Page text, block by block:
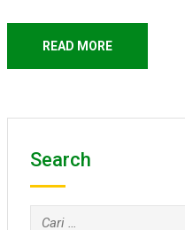
READ MORE
Search
Cari